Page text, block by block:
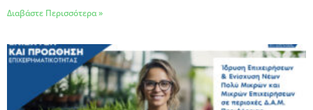
Διαβάστε Περισσότερα »